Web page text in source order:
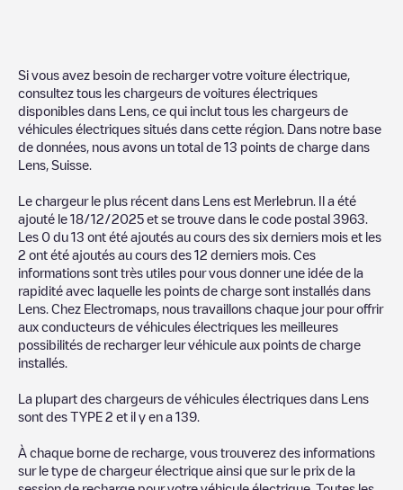
Si vous avez besoin de recharger votre voiture électrique,
consultez tous les chargeurs de voitures électriques
disponibles dans Lens , ce qui inclut tous les chargeurs de
véhicules électriques situés dans cette région. Dans notre base
de données, nous avons un total de 13 points de charge dans
Lens Suisse
Le chargeur le plus récent dans Lens est Merlebrun . Il a été
ajouté le 18/12/2025 et se trouve dans le code postal 3963
Les 0 du 13 ont été ajoutés au cours des six derniers mois et les
2 ont été ajoutés au cours des 12 derniers mois. Ces
informations sont très utiles pour vous donner une idée de la
rapidité avec laquelle les points de charge sont installés dans
Lens . Chez Electromaps, nous travaillons chaque jour pour offrir
aux conducteurs de véhicules électriques les meilleures
possibilités de recharger leur véhicule aux points de charge
installés.
La plupart des chargeurs de véhicules électriques dans Lens
sont des TYPE 2 et il y en a 139
À chaque borne de recharge, vous trouverez des informations
sur le type de chargeur électrique ainsi que sur le prix de la